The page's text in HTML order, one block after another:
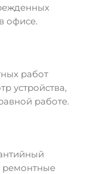
офисе.
работ
устройства,
работе.
ремонтные